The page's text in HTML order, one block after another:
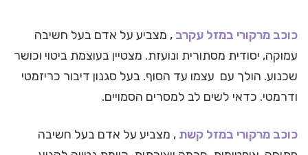
כוכב מרקורי במזל עקרב , מצביע על אדם בעל חשיבה
עמוקה, יסודית מסתורית ונועזת. מצטיין בעוצמת ביטוי וכושר
שכנוע. הולך עם עצמו עד הסוף. בעל סגנון דיבור כריזמטי
ודרמטי. כדאי לשים לב למסרים הסמויים.
כוכב מרקורי במזל קשת , מצביע על אדם בעל חשיבה